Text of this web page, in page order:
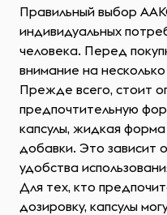
Правильный выбор
индивидуальных
человека. Перед
внимание на
Прежде всего, стоит
предпочтительную
капсулы, жидкая
добавки. Это зависит
удобства
Для тех, кто
дозировку, капсулы